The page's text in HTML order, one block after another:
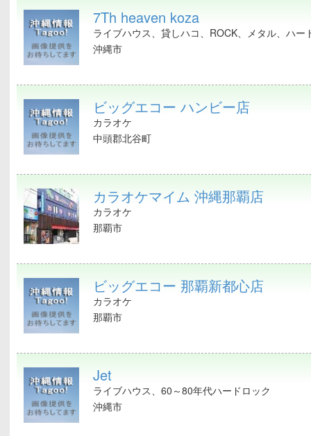
7Th heaven koza
ライブハウス、貸しハコ、ROCK、メタル、ハー
沖縄市
ビッグエコー ハンビー店
カラオケ
中頭郡北谷町
カラオケマイム 沖縄那覇店
カラオケ
那覇市
ビッグエコー 那覇新都心店
カラオケ
那覇市
Jet
ライブハウス、60～80年代ハードロック
沖縄市